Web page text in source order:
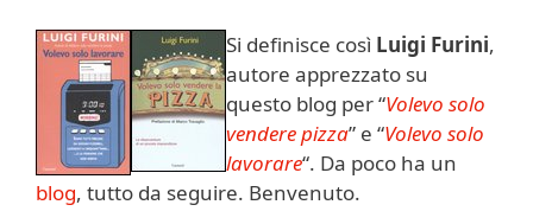
Si definisce così Luigi Furini,
autore apprezzato su
questo blog per “Volevo solo
vendere pizza” e “Volevo solo
lavorare“. Da poco ha un
blog, tutto da seguire. Benvenuto.